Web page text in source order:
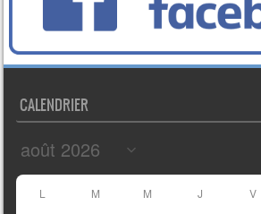
CALENDRIER
L M M J V